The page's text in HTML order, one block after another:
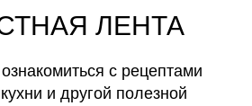
ЛЕНТА
с рецептами
и другой полезной